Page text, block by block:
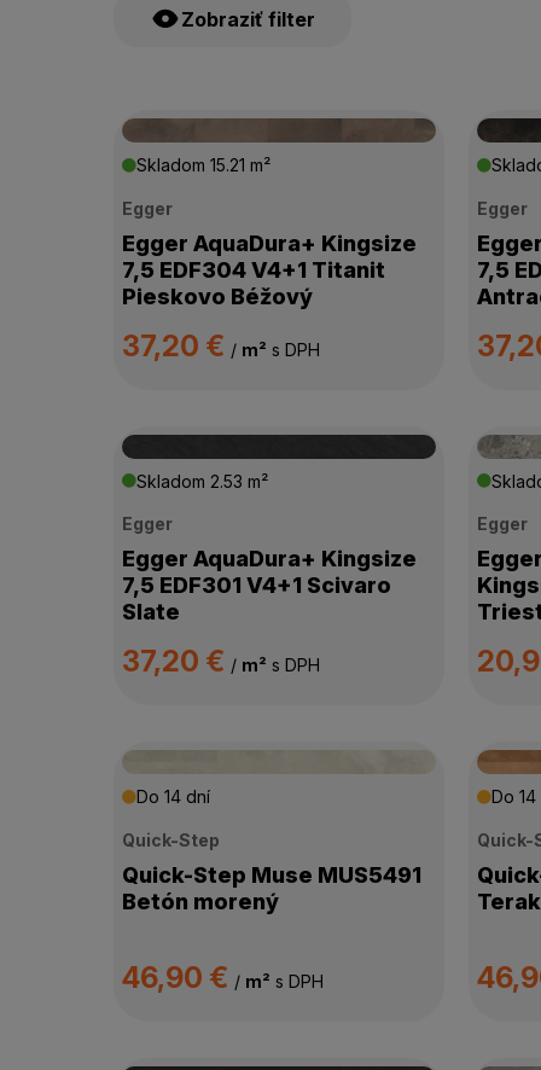
Zobraziť filter
CENA
VÝROBCA
TRIEDA ZÁŤAŽE
VODEODOLNOSŤ
PRIZNANÁ DRÁŽKA
VHODNÁ NA PODLAHOVÉ KÚRENIE
KOLEKCIA
VLASTNOSTI
PROTIŠMYKOVÁ ODOLNOSŤ
DOSTUPNOSŤ
Skladom15.21 m²
Egger
Egger AquaDura+ Kingsize
7,5 EDF304 V4+1 Titanit
Pieskovo Béžový
37,20 € / m² s DPH
Egger
7,5
Skladom 2.53 m²
Egger
Egger AquaDura+ Kingsize
7,5 EDF301 V4+1 Scivaro
Slate
37,20 € / m² s DPH
Egger
Do 14 dní
Quick-Step
Quick-Step Muse MUS5491
Betón morený
46,90 € / m² s DPH
Do
Quick-